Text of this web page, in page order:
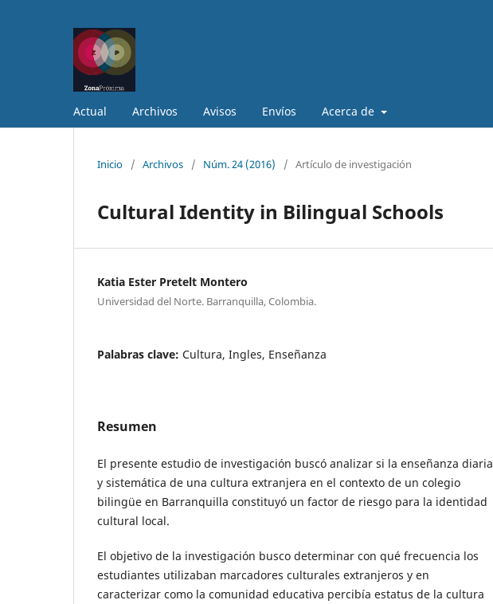
Actual Archivos Avisos Envíos Acerca de
Inicio / Archivos / Núm. 24 (2016) / Artículo de investigación
Cultural Identity in Bilingual Schools
Katia Ester Pretelt Montero
Universidad del Norte. Barranquilla, Colombia.
Palabras clave: Cultura, Ingles, Enseñanza
Resumen
El presente estudio de investigación buscó analizar si la enseñanza diaria
y sistemática de una cultura extranjera en el contexto de un colegio
bilingüe en Barranquilla constituyó un factor de riesgo para la identidad
cultural local.
El objetivo de la investigación busco determinar con qué frecuencia los
estudiantes utilizaban marcadores culturales extranjeros y en
caracterizar como la comunidad educativa percibía estatus de la cultura